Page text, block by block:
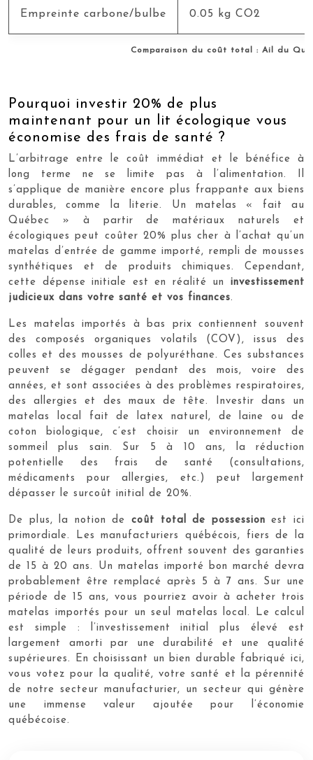
Comparaison du coût total : Ail du
Empreinte carbone/bulbe 0.05 kg CO2
Pourquoi investir 20% de plus
maintenant pour un lit écologique vous
économise des frais de santé ?
L’arbitrage entre le coût immédiat et le bénéfice à
long terme ne se limite pas à l’alimentation. Il
s’applique de manière encore plus frappante aux biens
durables, comme la literie. Un matelas « fait au
Québec » à partir de matériaux naturels et
écologiques peut coûter 20% plus cher à l’achat qu’un
matelas d’entrée de gamme importé, rempli de mousses
synthétiques et de produits chimiques. Cependant,
cette dépense initiale est en réalité un investissement
judicieux dans votre santé et vos finances.
Les matelas importés à bas prix contiennent souvent
des composés organiques volatils (COV), issus des
colles et des mousses de polyuréthane. Ces substances
peuvent se dégager pendant des mois, voire des
années, et sont associées à des problèmes respiratoires,
des allergies et des maux de tête. Investir dans un
matelas local fait de latex naturel, de laine ou de
coton biologique, c’est choisir un environnement de
sommeil plus sain. Sur 5 à 10 ans, la réduction
potentielle des frais de santé (consultations,
médicaments pour allergies, etc.) peut largement
dépasser le surcoût initial de 20%.
De plus, la notion de coût total de possession est ici
primordiale. Les manufacturiers québécois, fiers de la
qualité de leurs produits, offrent souvent des garanties
de 15 à 20 ans. Un matelas importé bon marché devra
probablement être remplacé après 5 à 7 ans. Sur une
période de 15 ans, vous pourriez avoir à acheter trois
matelas importés pour un seul matelas local. Le calcul
est simple : l’investissement initial plus élevé est
largement amorti par une durabilité et une qualité
supérieures. En choisissant un bien durable fabriqué ici,
vous votez pour la qualité, votre santé et la pérennité
de notre secteur manufacturier, un secteur qui génère
une immense valeur ajoutée pour l’économie
québécoise.